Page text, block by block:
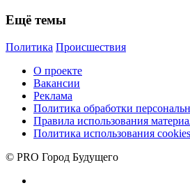
Ещё темы
Политика Происшествия
О проекте
Вакансии
Реклама
Политика обработки
Правила использования
Политика использования cookies
© PRO Город Будущего